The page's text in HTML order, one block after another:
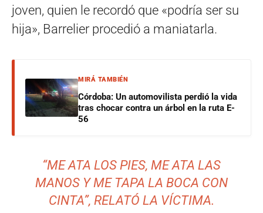
joven, quien le recordó que «podría ser su
hija», Barrelier procedió a maniatarla.
MIRÁ TAMBIÉN
Córdoba: Un automovilista perdió la vida
tras chocar contra un árbol en la ruta E-
56
“ME ATA LOS PIES, ME ATA LAS
MANOS Y ME TAPA LA BOCA CON
CINTA”, RELATÓ LA VÍCTIMA.